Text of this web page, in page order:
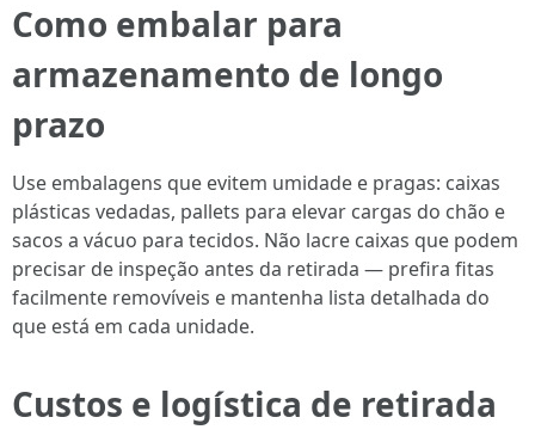
Como embalar para
armazenamento de longo
prazo
Use embalagens que evitem umidade e pragas: caixas
plásticas vedadas, pallets para elevar cargas do chão e
sacos a vácuo para tecidos. Não lacre caixas que podem
precisar de inspeção antes da retirada — prefira fitas
facilmente removíveis e mantenha lista detalhada do
que está em cada unidade.
Custos e logística de retirada